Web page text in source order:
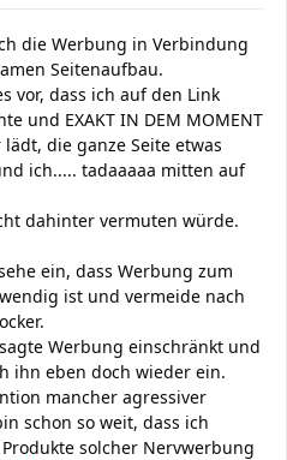
die Werbung in Verbindung
Seitenaufbau.
vor, dass ich auf den Link
und EXAKT IN DEM MOMENT
die ganze Seite etwas
ich..... tadaaaaa mitten auf
dahinter vermuten würde.
ein, dass Werbung zum
ist und vermeide nach
Werbung einschränkt und
ihn eben doch wieder ein.
mancher agressiver
schon so weit, dass ich
solcher Nervwerbung